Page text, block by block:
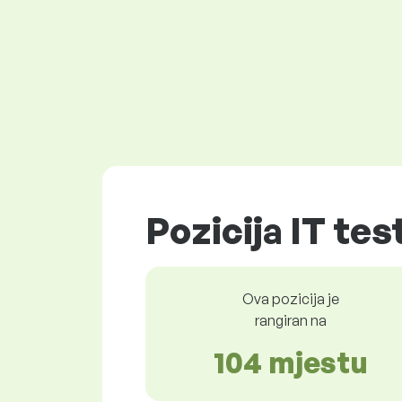
Pozicija IT
Ova pozicija je
rangiran na
104 mjestu